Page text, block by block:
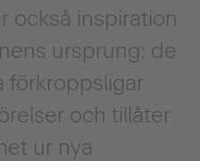
också inspiration
ursprung: de
förkroppsligar
och tillåter
ur nya